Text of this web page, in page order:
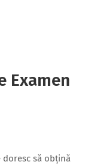
Examen
să obțină